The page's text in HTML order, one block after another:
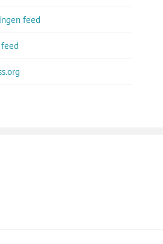
feed